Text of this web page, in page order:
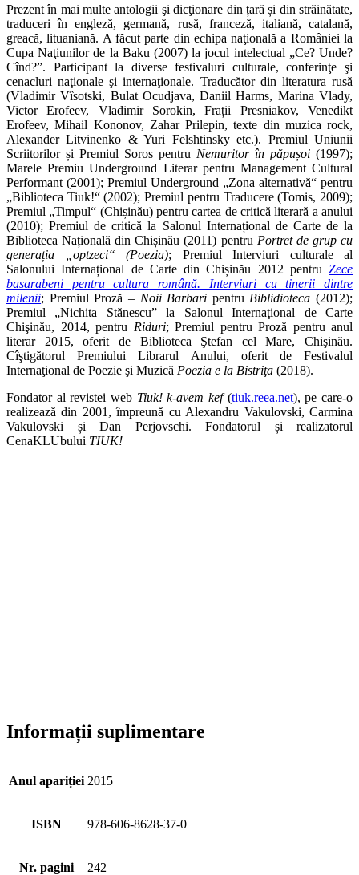
Prezent în mai multe antologii şi dicţionare din țară și din străinătate,
traduceri în engleză, germană, rusă, franceză, italiană, catalană,
greacă, lituaniană. A făcut parte din echipa naţională a României la
Cupa Naţiunilor de la Baku (2007) la jocul intelectual „Ce? Unde?
Cînd?”. Participant la diverse festivaluri culturale, conferinţe şi
cenacluri naţionale şi internaţionale. Traducător din literatura rusă
(Vladimir Vîsotski, Bulat Ocudjava, Daniil Harms, Marina Vlady,
Victor Erofeev, Vladimir Sorokin, Frații Presniakov, Venedikt
Erofeev, Mihail Kononov, Zahar Prilepin, texte din muzica rock,
Alexander Litvinenko & Yuri Felshtinsky etc.). Premiul Uniunii
Scriitorilor și Premiul Soros pentru Nemuritor în păpușoi (1997);
Marele Premiu Underground Literar pentru Management Cultural
Performant (2001); Premiul Underground „Zona alternativă“ pentru
„Biblioteca Tiuk!“ (2002); Premiul pentru Traducere (Tomis, 2009);
Premiul „Timpul“ (Chișinău) pentru cartea de critică literară a anului
(2010); Premiul de critică la Salonul Internațional de Carte de la
Biblioteca Națională din Chișinău (2011) pentru Portret de grup cu
generația „optzeci“ (Poezia); Premiul Interviuri culturale al
Salonului Internațional de Carte din Chișinău 2012 pentru Zece
basarabeni pentru cultura română. Interviuri cu tinerii dintre
milenii; Premiul Proză – Noii Barbari pentru Biblidioteca (2012);
Premiul „Nichita Stănescu” la Salonul Internaţional de Carte
Chişinău, 2014, pentru Riduri; Premiul pentru Proză pentru anul
literar 2015, oferit de Biblioteca Ştefan cel Mare, Chişinău.
Cîştigătorul Premiului Librarul Anului, oferit de Festivalul
Internaţional de Poezie şi Muzică Poezia e la Bistriţa (2018).
Fondator al revistei web Tiuk! k-avem kef(tiuk.reea.net), pe care-o
realizează din 2001, împreună cu Alexandru Vakulovski, Carmina
Vakulovski și Dan Perjovschi. Fondatorul și realizatorul
CenaKLUbului TIUK!
Informații suplimentare
Anul apariției 2015
ISBN 978-606-8628-37-0
Nr. pagini 242